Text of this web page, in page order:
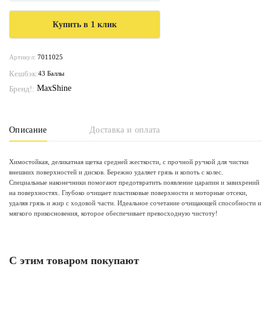
Артикул: 7011025
Кешбэк:43 Баллы
Бренд!: MaxShine
Описание Доставка и оплата
Химостойкая, деликатная щетка средней жесткости, с прочной ручкой для чистки
внешних поверхностей и дисков. Бережно удаляет грязь и копоть с колес.
Специальные наконечники помогают предотвратить появление царапин и завихрений
на поверхностях. Глубоко очищает пластиковые поверхности и моторные отсеки,
удаляя грязь и жир с ходовой части. Идеальное сочетание очищающей способности и
мягкого прикосновения, которое обеспечивает превосходную чистоту!
С этим товаром покупают